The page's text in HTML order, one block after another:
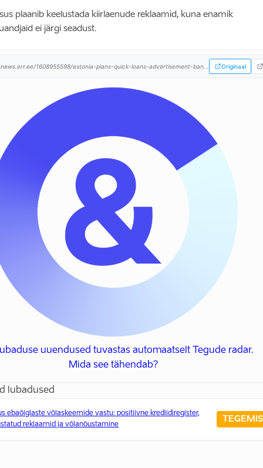
plaanib keelustada kiirlaenude reklaamid, kuna enamik
ei järgi seadust.
news.err.ee/1608955598/estonia-plans-quick-loans-advertisement-ban... Originaal
uuendused tuvastas automaatselt Tegude radar.
Mida see tähendab?
lubadused
ebaõiglaste võlaskeemide vastu: positiivne krediidiregister,
reklaamid ja võlanõustamine